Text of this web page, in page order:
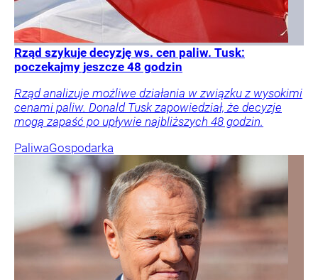
Rząd szykuje decyzję ws. cen paliw. Tusk:
poczekajmy jeszcze 48 godzin
Rząd analizuje możliwe działania w związku z wysokimi
cenami paliw. Donald Tusk zapowiedział, że decyzje
mogą zapaść po upływie najbliższych 48 godzin.
PaliwaGospodarka